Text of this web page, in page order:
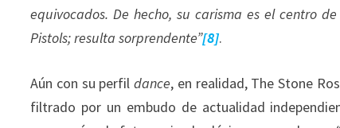
equivocados. De hecho, su carisma es el centro
Pistols; resulta sorprendente”[8].
Aún con su perfildance, en realidad, The Stone
filtrado por un embudo de actualidad